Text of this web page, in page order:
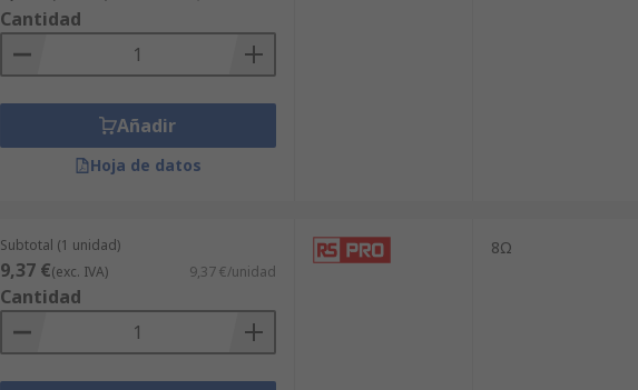
Cantidad
Añadir
Hoja de datos
Subtotal (1 unidad)
9,37 €(exc. IVA) 9,37 €/unidad
Cantidad
8Ω